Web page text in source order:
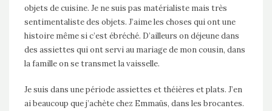
objets de cuisine. Je ne suis pas matérialiste mais très
sentimentaliste des objets. J’aime les choses qui ont une
histoire même si c’est ébréché. D’ailleurs on déjeune dans
des assiettes qui ont servi au mariage de mon cousin, dans
la famille on se transmet la vaisselle.
Je suis dans une période assiettes et théières et plats. J’en
ai beaucoup que j’achète chez Emmaüs, dans les brocantes.